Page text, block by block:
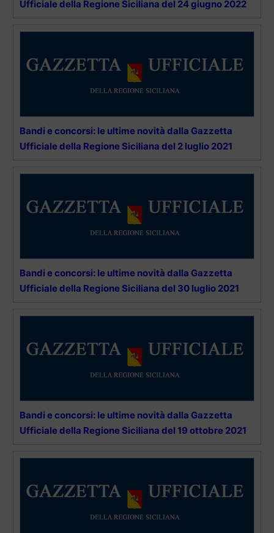
Ufficiale della Regione Siciliana del 24 giugno 2022
Bandi e concorsi: le ultime novità dalla Gazzetta
Ufficiale della Regione Siciliana del 2 luglio 2021
Bandi e concorsi: le ultime novità dalla Gazzetta
Ufficiale della Regione Siciliana del 30 luglio 2021
Bandi e concorsi: le ultime novità dalla Gazzetta
Ufficiale della Regione Siciliana del 19 ottobre 2021